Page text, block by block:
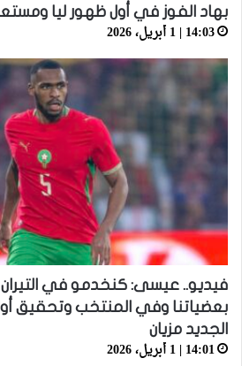
بهاد الفوز في أول ظهور ليا
14:03 | 1 أبريل، 2026
فيديو.. عيسى: كنخدمو في
بعضياتنا وفي المنتخب وتحقيق
الجديد مزيان
14:01 | 1 أبريل، 2026